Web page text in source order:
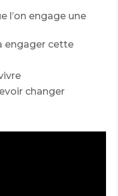
l’on engage une
engager cette
changer